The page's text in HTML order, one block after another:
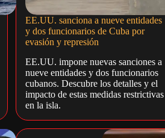
EE.UU. sanciona a nueve entidades
y dos funcionarios de Cuba por
evasión y represión
EE.UU. impone nuevas sanciones a
nueve entidades y dos funcionarios
cubanos. Descubre los detalles y el
impacto de estas medidas restrictivas
en la isla.